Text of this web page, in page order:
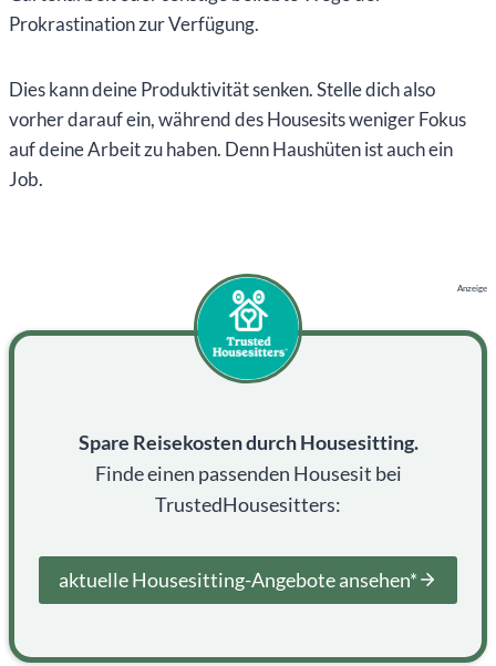
Prokrastination zur Verfügung.
Dies kann deine Produktivität senken. Stelle dich also
vorher darauf ein, während des Housesits weniger Fokus
auf deine Arbeit zu haben. Denn Haushüten ist auch ein
Job.
Anzeige
Spare Reisekosten durch Housesitting.
Finde einen passenden Housesit bei
TrustedHousesitters:
aktuelle Housesitting-Angebote ansehen*